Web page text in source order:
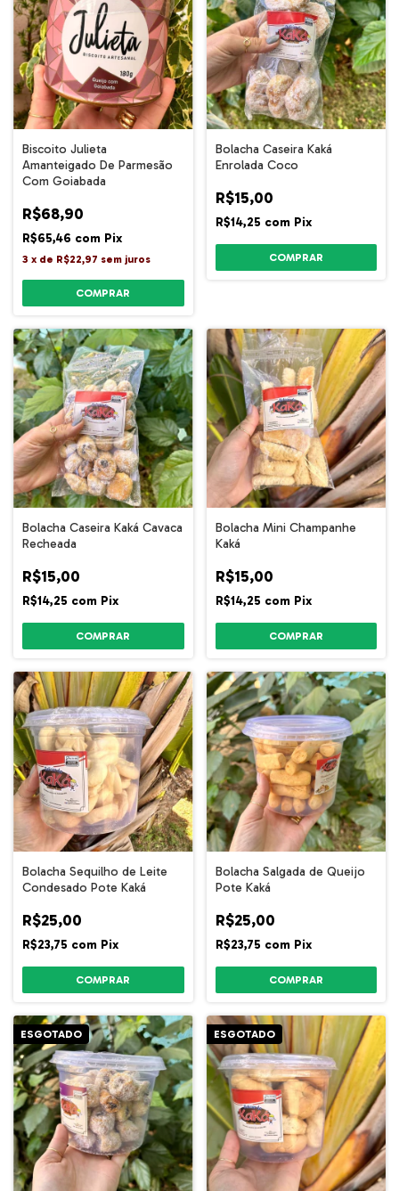
Biscoito Julieta
Amanteigado De Parmesão
Com Goiabada
R$68,90
R$65,46 com Pix
3 x de R$22,97 sem juros
Bolacha Caseira Kaká
Enrolada Coco
R$15,00
R$14,25 com Pix
Bolacha Caseira Kaká Cavaca
Recheada
R$15,00
R$14,25 com Pix
Bolacha Mini Champanhe
Kaká
R$15,00
R$14,25 com Pix
Bolacha Sequilho de Leite
Condesado Pote Kaká
R$25,00
R$23,75 com Pix
Bolacha Salgada de Queijo
Pote Kaká
R$25,00
R$23,75 com Pix
ESGOTADO ESGOTADO